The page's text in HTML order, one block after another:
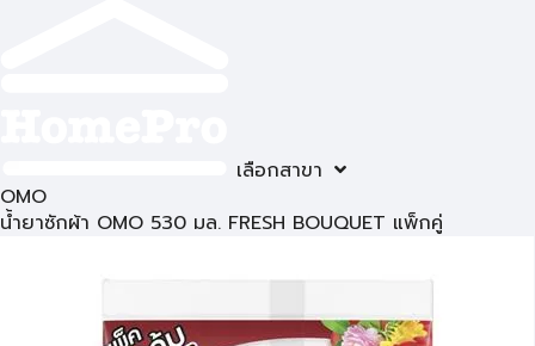
เลือกสาขา
OMO
น้ำยาซักผ้า OMO 530 มล. FRESH BOUQUET แพ็กคู่